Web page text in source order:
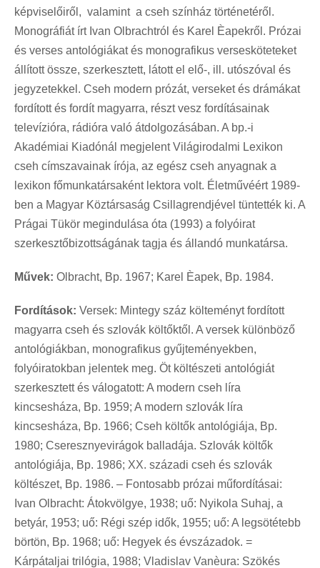
képviselőiről, valamint a cseh színház történetéről.
Monográfiát írt Ivan Olbrachtról és Karel Èapekről. Prózai
és verses antológiákat és monografikus versesköteteket
állított össze, szerkesztett, látott el elő-, ill. utószóval és
jegyzetekkel. Cseh modern prózát, verseket és drámákat
fordított és fordít magyarra, részt vesz fordításainak
televízióra, rádióra való átdolgozásában. A bp.-i
Akadémiai Kiadónál megjelent Világirodalmi Lexikon
cseh címszavainak írója, az egész cseh anyagnak a
lexikon főmunkatársaként lektora volt. Életművéért 1989-
ben a Magyar Köztársaság Csillagrendjével tüntették ki. A
Prágai Tükör megindulása óta (1993) a folyóirat
szerkesztőbizottságának tagja és állandó munkatársa.
Művek: Olbracht, Bp. 1967; Karel Èapek, Bp. 1984.
Fordítások: Versek: Mintegy száz költeményt fordított
magyarra cseh és szlovák költőktől. A versek különböző
antológiákban, monografikus gyűjteményekben,
folyóiratokban jelentek meg. Öt költészeti antológiát
szerkesztett és válogatott: A modern cseh líra
kincsesháza, Bp. 1959; A modern szlovák líra
kincsesháza, Bp. 1966; Cseh költők antológiája, Bp.
1980; Cseresznyevirágok balladája. Szlovák költők
antológiája, Bp. 1986; XX. századi cseh és szlovák
költészet, Bp. 1986. – Fontosabb prózai műfordításai:
Ivan Olbracht: Átokvölgye, 1938; uő: Nyikola Suhaj, a
betyár, 1953; uő: Régi szép idők, 1955; uő: A legsötétebb
börtön, Bp. 1968; uő: Hegyek és évszázadok. =
Kárpátaljai trilógia, 1988; Vladislav Vanèura: Szökés